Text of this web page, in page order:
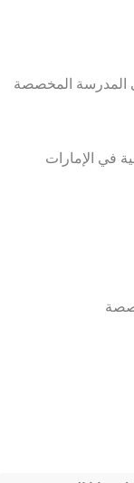
المدرسة المخصصة
في الإمارات